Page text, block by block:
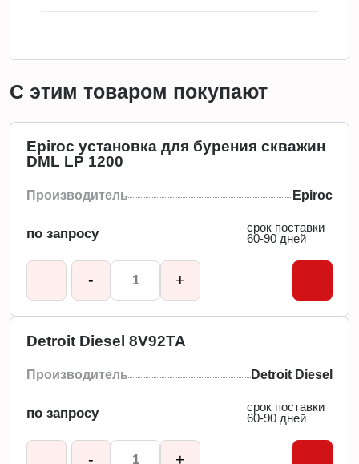
С этим товаром покупают
Epiroc установка для бурения скважин
DML LP 1200
Производитель Epiroc
по запросу
срок поставки
60-90 дней
- +
Detroit Diesel 8V92TA
Производитель Detroit Diesel
по запросу
срок поставки
60-90 дней
- +